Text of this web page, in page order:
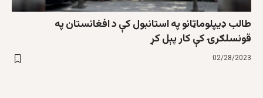
طالب ډيپلوماټانو په استانبول کې د افغانستان په
قونسلګرۍ کې کار پېل کړ
02/28/2023